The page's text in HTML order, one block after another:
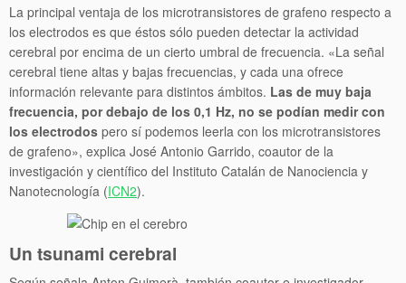
La principal ventaja de los microtransistores de grafeno respecto a
los electrodos es que éstos sólo pueden detectar la actividad
cerebral por encima de un cierto umbral de frecuencia. «La señal
cerebral tiene altas y bajas frecuencias, y cada una ofrece
información relevante para distintos ámbitos. Las de muy baja
frecuencia, por debajo de los 0,1 Hz, no se podían medir con
los electrodos pero sí podemos leerla con los microtransistores
de grafeno», explica José Antonio Garrido, coautor de la
investigación y científico del Instituto Catalán de Nanociencia y
Nanotecnología (ICN2).
Un tsunami cerebral